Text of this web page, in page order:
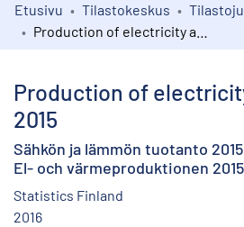
Kokoelmat
Etusivu Tilastokeskus
Production of
2015
Sähkön ja lämmön tuotanto 2015
El- och värmeproduktionen 2015
Statistics Finland
2016